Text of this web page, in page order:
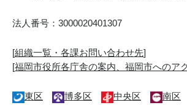
法人番号：3000020401307
[組織一覧・各課お問い合わせ先]
[福岡市役所各庁舎の案内、福岡市へのア
東区 博多区 中央区 南区